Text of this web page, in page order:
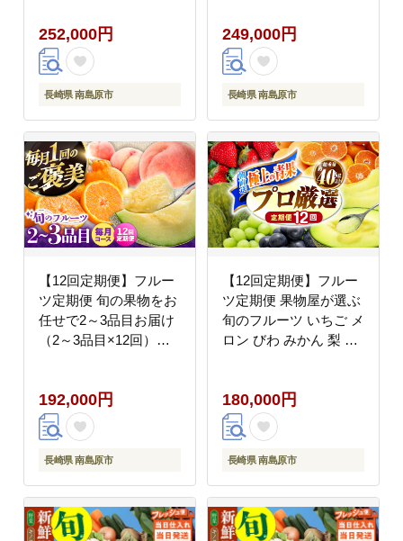
ん フルーツ 果物 / 南島
原市 / 南島原果物屋
[SCV045]
252,000円
長崎県 南島原市
ン めろん フルーツ 果
物 / 南島原市 / 南島原
果物屋 [SCV046]
249,000円
長崎県 南島原市
【12回定期便】フルー
ツ定期便 旬の果物をお
任せで2～3品目お届け
（2～3品目×12回）季
物 春フルーツ 夏フルー
ツ 秋フルーツ 冬フルー
ツ / 南島原市 / 吉岡青
果 [SCZ014]
192,000円
長崎県 南島原市
【12回定期便】フルー
ツ定期便 果物屋が選ぶ
旬のフルーツ いちご メ
ロン びわ みかん 梨 柿
物 春フルーツ 夏フルー
ツ 秋フルーツ 冬フルー
ツ / 南島原市 / 贅沢宝
庫 [SDZ023]
180,000円
長崎県 南島原市